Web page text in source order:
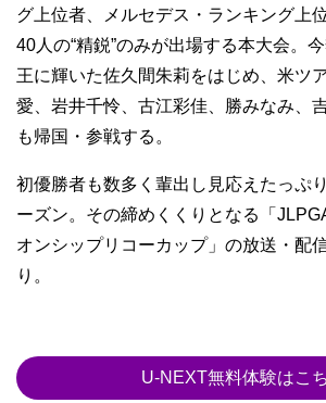
グ上位者、メルセデス・ランキング上
40人の“精鋭”のみが出場する本大会。
王に輝いた佐久間朱莉をはじめ、米ツ
愛、岩井千怜、古江彩佳、勝みなみ、
も帰国・参戦する。
初優勝者も数多く輩出し見応えたっぷ
ーズン。その締めくくりとなる「
オンシップリコーカップ」の放送・配
り。
U-NEXT無料体験はこ